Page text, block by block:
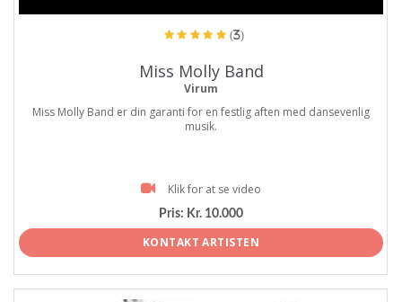
(3)
Miss Molly Band
Virum
Miss Molly Band er din garanti for en festlig aften med dansevenlig
musik.
Klik for at se video
Pris: Kr. 10.000
KONTAKT ARTISTEN